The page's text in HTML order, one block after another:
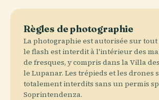
Règles de photographie
La photographie est autorisée sur tout
le flash est interdit à l'intérieur des
de fresques, y compris dans la Villa
le Lupanar. Les trépieds et les drones
totalement interdits sans un permis
Soprintendenza.